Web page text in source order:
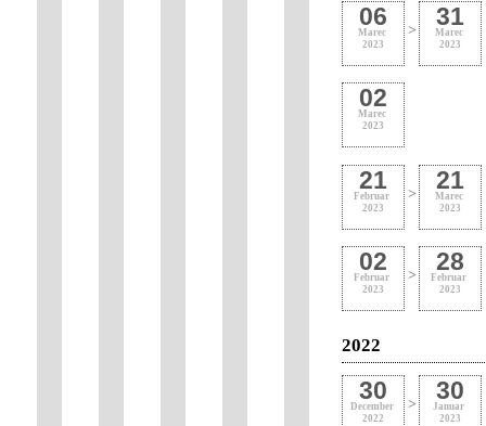
06
Marec
2023
> 31
Marec
2023
02
Marec
2023
21
Februar
2023
> 21
Marec
2023
02
Februar
2023
> 28
Februar
2023
2022
30
December
2022
> 30
Januar
2023